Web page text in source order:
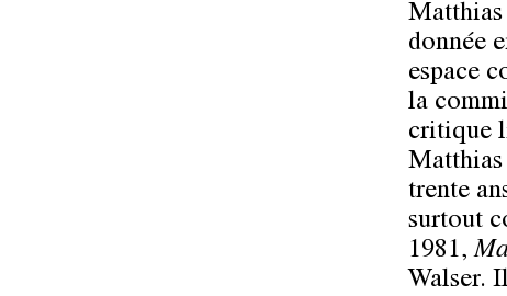
Matthias
donnée
espace
la
critique
trente
surtout
1981,
Walser.